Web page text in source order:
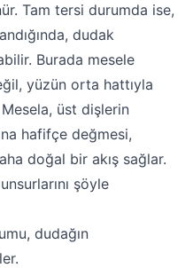
Tam tersi durumda ise,
dudak
Burada mesele
yüzün orta hattıyla
üst dişlerin
hafifçe değmesi,
doğal bir akış sağlar.
şöyle
dudağın